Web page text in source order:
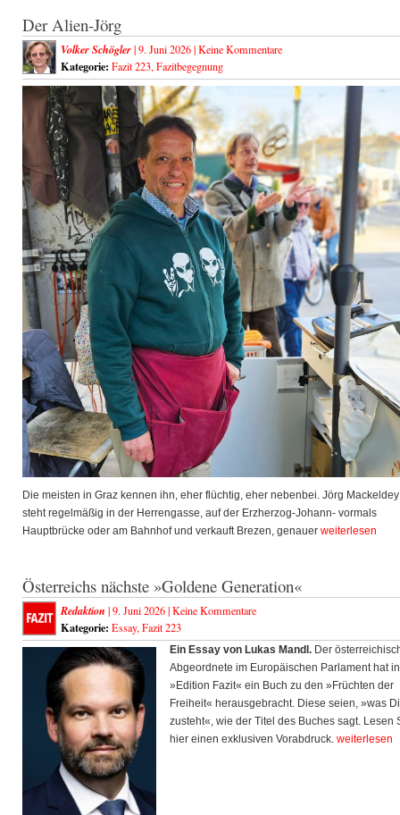
Der Alien-Jörg
Volker Schögler| 9. Juni 2026 |Keine Kommentare
Kategorie: Fazit 223, Fazitbegegnung
Die meisten in Graz kennen ihn, eher flüchtig, eher nebenbei. Jörg Mackeldey
steht regelmäßig in der Herrengasse, auf der Erzherzog-Johann- vormals
Hauptbrücke oder am Bahnhof und verkauft Brezen, genauer weiterlesen
Österreichs nächste »Goldene Generation«
Redaktion | 9. Juni 2026 |Keine Kommentare
Kategorie: Essay, Fazit 223
Ein Essay von Lukas Mandl. Der
Abgeordnete im Europäischen Parlament hat
»Edition Fazit« ein Buch zu den »Früchten der
Freiheit« herausgebracht. Diese seien, »was
zusteht«, wie der Titel des Buches sagt. Lesen
hier einen exklusiven Vorabdruck. weiterlesen